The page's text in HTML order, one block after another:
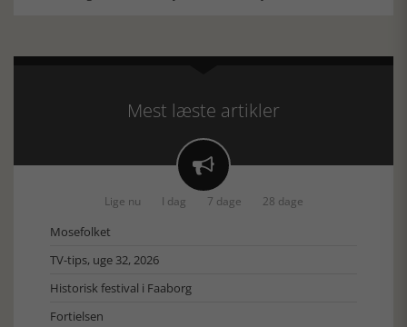
Mest læste artikler

Lige nu I dag 7 dage 28 dage
Mosefolket
TV-tips, uge 32, 2026
Historisk festival i Faaborg
Fortielsen